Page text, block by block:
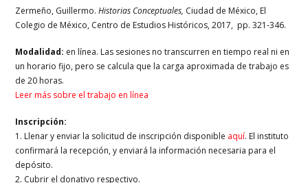
Zermeño, Guillermo.Historias Conceptuales, Ciudad de México, El
Colegio de México, Centro de Estudios Históricos, 2017, pp. 321-346.
Modalidad: en línea. Las sesiones no transcurren en tiempo real ni en
un horario fijo, pero se calcula que la carga aproximada de trabajo es
de 20 horas.
Leer más sobre el trabajo en línea
Inscripción:
1. Llenar y enviar la solicitud de inscripción disponible aquí. El instituto
confirmará la recepción, y enviará la información necesaria para el
depósito.
2. Cubrir el donativo respectivo.